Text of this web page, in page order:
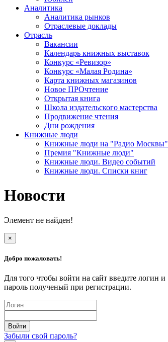
Аналитика
Аналитика рынков
Отраслевые доклады
Отрасль
Вакансии
Календарь книжных выставок
Конкурс «Ревизор»
Конкурс «Малая Родина»
Карта книжных магазинов
Новое ПРОчтение
Открытая книга
Школа издательского мастерства
Продвижение чтения
Дни рождения
Книжные люди
Книжные люди на "Радио Москвы"
Премия "Книжные люди"
Книжные люди. Видео событий
Книжные люди. Списки книг
Новости
Элемент не найден!
×
Добро пожаловать!
Для того чтобы войти на сайт введите логин и
пароль полученый при регистрации.
Забыли свой пароль?